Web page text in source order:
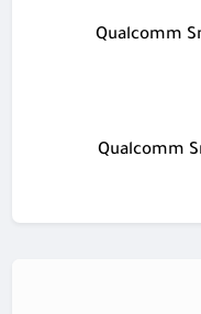
Qualcomm
Qualcomm